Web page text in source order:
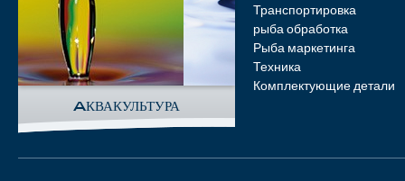
AКВАКУЛЬТУРА
Транспортировка
рыба обработка
Рыба маркетинга
Техника
Комплектующие детали